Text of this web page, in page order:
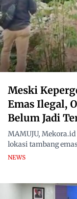
Meski
Emas Ilegal,
Belum Jadi
MAMUJU,
lokasi tambang
NEWS